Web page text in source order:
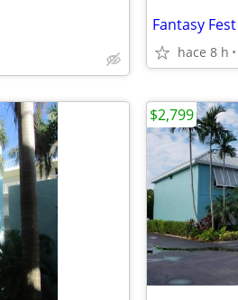
hace 8 h
$2,799